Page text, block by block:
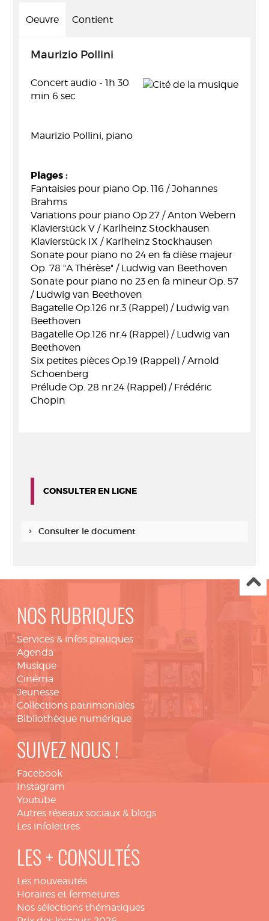
Oeuvre Contient
Maurizio Pollini
Concert audio - 1h 30
min 6 sec
Maurizio Pollini, piano
Plages :
Fantaisies pour piano Op. 116 / Johannes
Brahms
Variations pour piano Op.27 / Anton Webern
Klavierstück V / Karlheinz Stockhausen
Klavierstück IX / Karlheinz Stockhausen
Sonate pour piano no 24 en fa dièse majeur
Op. 78 "A Thérèse" / Ludwig van Beethoven
Sonate pour piano no 23 en fa mineur Op. 57
/ Ludwig van Beethoven
Bagatelle Op.126 nr.3 (Rappel) / Ludwig van
Beethoven
Bagatelle Op.126 nr.4 (Rappel) / Ludwig van
Beethoven
Six petites pièces Op.19 (Rappel) / Arnold
Schoenberg
Prélude Op. 28 nr.24 (Rappel) / Frédéric
Chopin
CONSULTER EN LIGNE
Consulter le document
NOS RUBRIQUES
Services & infos pratiques
Agenda
Musique
Cinéma
Jeunesse
Collections patrimoniales
Bibliothèque numérique
SUIVEZ NOUS !
Facebook
Instagram
Youtube
Autres réseaux sociaux & blogs
Les infolettres
LES + CONSULTÉS
Les nouveautés
Horaires et fermetures
Nos sélections thématiques